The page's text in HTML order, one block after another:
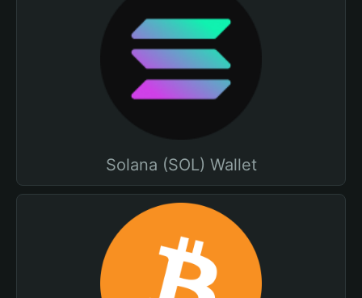
Solana (SOL) Wallet